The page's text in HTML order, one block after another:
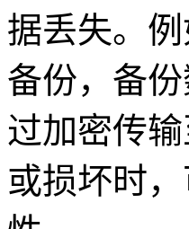
据丢失。
备份，备
过加密传
或损坏时